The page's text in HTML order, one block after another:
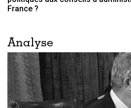
France ?
Analyse